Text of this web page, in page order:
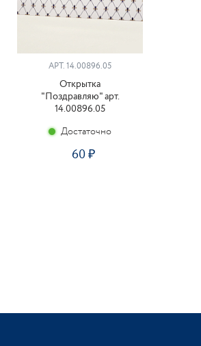
АРТ. 14.00896.05
Открытка
"Поздравляю" арт.
14.00896.05
Достаточно
60